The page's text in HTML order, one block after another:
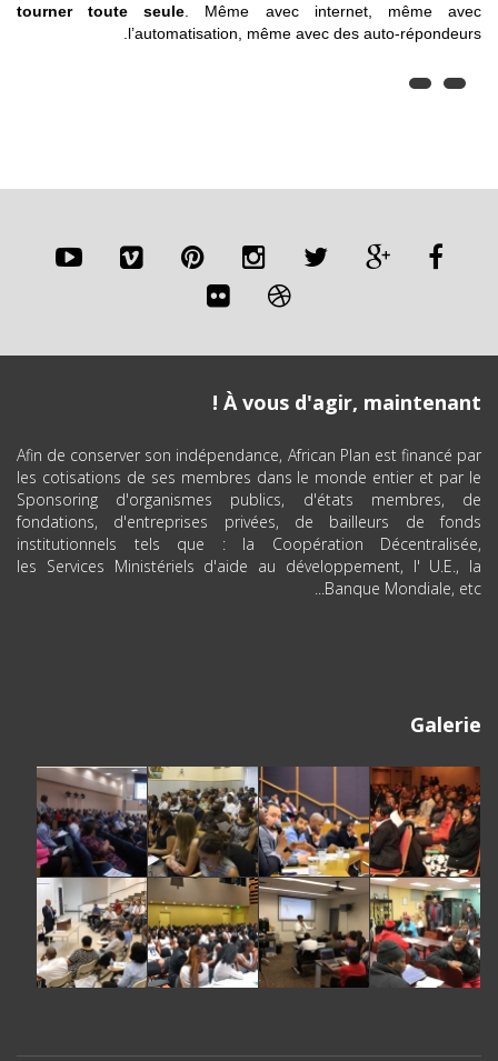
tourner toute seule. Même avec internet, même avec
l’automatisation, même avec des auto-répondeurs.
À vous d'agir, maintenant !
Afin de conserver son indépendance, African Plan est financé par
les cotisations de ses membres dans le monde entier et par le
Sponsoring d'organismes publics, d'états membres, de
fondations, d'entreprises privées, de bailleurs de fonds
institutionnels tels que : la Coopération Décentralisée,
les Services Ministériels d'aide au développement, l' U.E., la
Banque Mondiale, etc...
Galerie